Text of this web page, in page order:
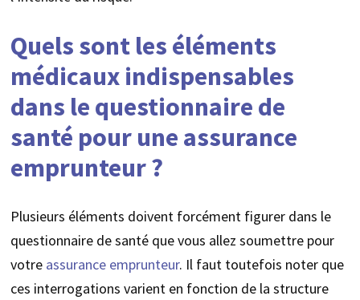
Quels sont les éléments
médicaux indispensables
dans le questionnaire de
santé pour une assurance
emprunteur ?
Plusieurs éléments doivent forcément figurer dans le
questionnaire de santé que vous allez soumettre pour
votre assurance emprunteur. Il faut toutefois noter que
ces interrogations varient en fonction de la structure